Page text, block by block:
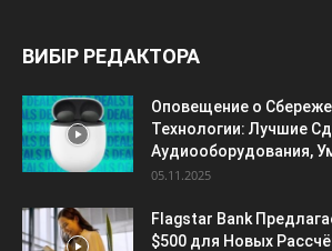
ВИБІР РЕДАКТОРА
Оповещение о
Технологии: Лучшие
Аудиооборудования,
05.11.2025
Flagstar Bank
$500 для Новых